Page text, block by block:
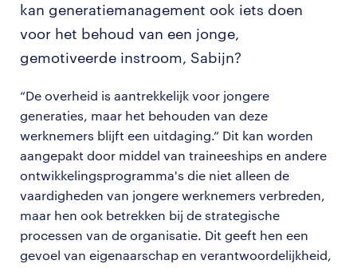
kan generatiemanagement ook iets doen
voor het behoud van een jonge,
gemotiveerde instroom, Sabijn?
“De overheid is aantrekkelijk voor jongere
generaties, maar het behouden van deze
werknemers blijft een uitdaging.” Dit kan worden
aangepakt door middel van traineeships en andere
ontwikkelingsprogramma's die niet alleen de
vaardigheden van jongere werknemers verbreden,
maar hen ook betrekken bij de strategische
processen van de organisatie. Dit geeft hen een
gevoel van eigenaarschap en verantwoordelijkheid,